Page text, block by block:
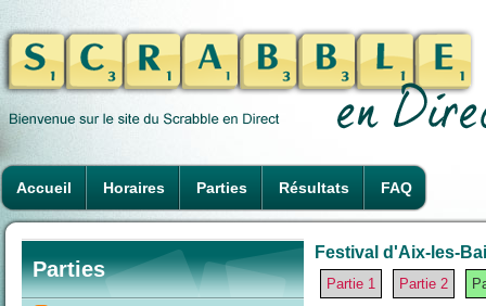
Accueil Horaires Parties Résultats FAQ
Parties
Festival d'Aix-les-
Partie 1 Partie 2